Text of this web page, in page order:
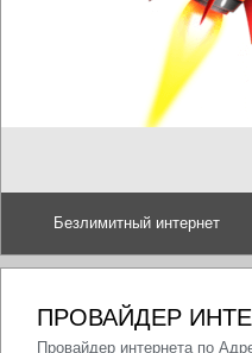
Безлимитный интернет
ПРОВАЙДЕР
Провайдер интернета по